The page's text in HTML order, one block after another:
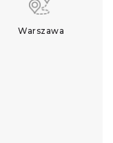
Warszawa